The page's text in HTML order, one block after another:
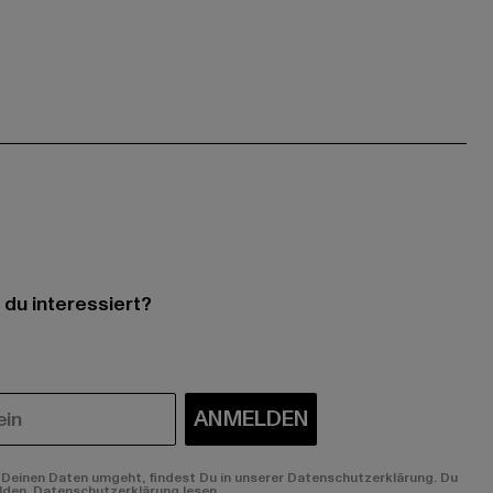
interessiert?
ANMELDEN
Daten umgeht, findest Du in unserer Datenschutzerklärung. Du